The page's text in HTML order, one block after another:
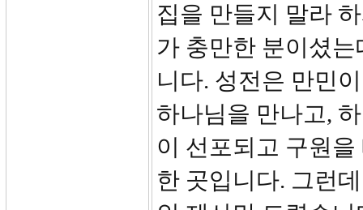
집을 만들지 말라
가 충만한 분이셨
니다. 성전은 만민
하나님을 만나고,
이 선포되고 구원
한 곳입니다. 그런